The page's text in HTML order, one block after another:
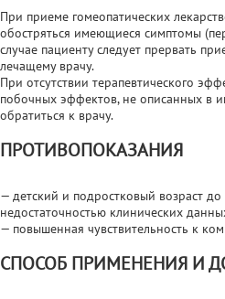
При приеме гомеопатических
обостряться имеющиеся симптомы
случае пациенту следует прервать
лечащему врачу.
При отсутствии терапевтического
побочных эффектов, не описанных в
обратиться к врачу.
ПРОТИВОПОКАЗАНИЯ
— детский и подростковый возраст до
недостаточностью клинических
— повышенная чувствительность к
СПОСОБ ПРИМЕНЕНИЯ И